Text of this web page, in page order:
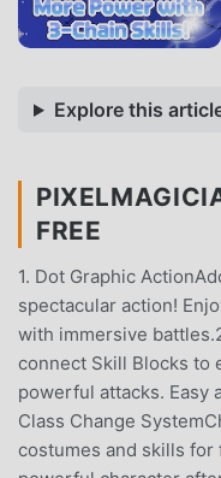
Explore this
FREE
1. Dot Graphic
spectacular action!
with immersive
connect Skill Blocks to
powerful attacks. Easy
Class Change
costumes and skills